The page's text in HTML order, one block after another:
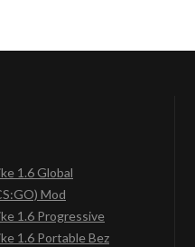
1.6 Global
Mod
1.6 Progressive
1.6 Portable Bez